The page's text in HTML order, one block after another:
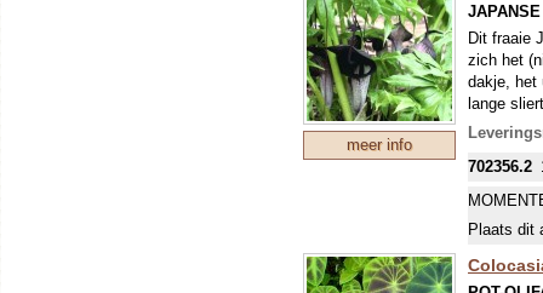
meer info
Dit fraaie
zich het
dakje, het
lange
gestreept
702356.2
Plaats dit